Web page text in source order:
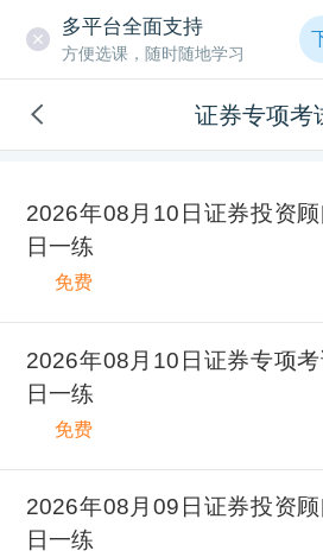
多平台全面支持
方便选课，随时随地学习
证券专项考
2026年08月10日证券投资
日一练
免费
2026年08月10日证券专项
日一练
免费
2026年08月09日证券投资
日一练